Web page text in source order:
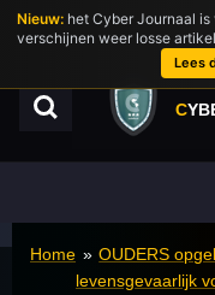
Ga
direct
hoofdinhoud
C
Home » OUDERS
levensgevaarlijk
Nieuw: het Cyber Journaal
verschijnen weer losse
Lees